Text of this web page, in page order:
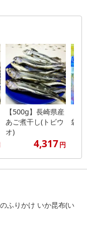
【500g】長崎県産
あご煮干し(トビウ
オ)
4,317円
袋)
ふりかけ いか昆布(い